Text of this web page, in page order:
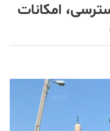
امکانات